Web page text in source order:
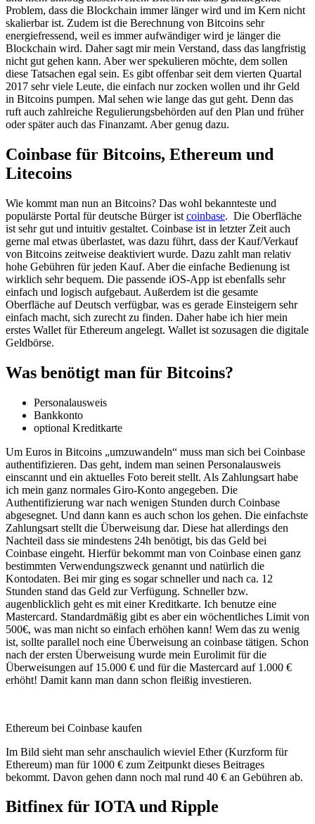
Problem, dass die Blockchain immer länger wird und im Kern nicht
skalierbar ist. Zudem ist die Berechnung von Bitcoins sehr
energiefressend, weil es immer aufwändiger wird je länger die
Blockchain wird. Daher sagt mir mein Verstand, dass das langfristig
nicht gut gehen kann. Aber wer spekulieren möchte, dem sollen
diese Tatsachen egal sein. Es gibt offenbar seit dem vierten Quartal
2017 sehr viele Leute, die einfach nur zocken wollen und ihr Geld
in Bitcoins pumpen. Mal sehen wie lange das gut geht. Denn das
ruft auch zahlreiche Regulierungsbehörden auf den Plan und früher
oder später auch das Finanzamt. Aber genug dazu.
Coinbase für Bitcoins, Ethereum und
Litecoins
Wie kommt man nun an Bitcoins? Das wohl bekannteste und
populärste Portal für deutsche Bürger ist coinbase. Die Oberfläche
ist sehr gut und intuitiv gestaltet. Coinbase ist in letzter Zeit auch
gerne mal etwas überlastet, was dazu führt, dass der Kauf/Verkauf
von Bitcoins zeitweise deaktiviert wurde. Dazu zahlt man relativ
hohe Gebühren für jeden Kauf. Aber die einfache Bedienung ist
wirklich sehr bequem. Die passende iOS-App ist ebenfalls sehr
einfach und logisch aufgebaut. Außerdem ist die gesamte
Oberfläche auf Deutsch verfügbar, was es gerade Einsteigern sehr
einfach macht, sich zurecht zu finden. Daher habe ich hier mein
erstes Wallet für Ethereum angelegt. Wallet ist sozusagen die digitale
Geldbörse.
Was benötigt man für Bitcoins?
Personalausweis
Bankkonto
optional Kreditkarte
Um Euros in Bitcoins „umzuwandeln“ muss man sich bei Coinbase
authentifizieren. Das geht, indem man seinen Personalausweis
einscannt und ein aktuelles Foto bereit stellt. Als Zahlungsart habe
ich mein ganz normales Giro-Konto angegeben. Die
Authentifizierung war nach wenigen Stunden durch Coinbase
abgesegnet. Und dann kann es auch schon los gehen. Die einfachste
Zahlungsart stellt die Überweisung dar. Diese hat allerdings den
Nachteil dass sie mindestens 24h benötigt, bis das Geld bei
Coinbase eingeht. Hierfür bekommt man von Coinbase einen ganz
bestimmten Verwendungszweck genannt und natürlich die
Kontodaten. Bei mir ging es sogar schneller und nach ca. 12
Stunden stand das Geld zur Verfügung. Schneller bzw.
augenblicklich geht es mit einer Kreditkarte. Ich benutze eine
Mastercard. Standardmäßig gibt es aber ein wöchentliches Limit von
500€, was man nicht so einfach erhöhen kann! Wem das zu wenig
ist, sollte parallel noch eine Überweisung an coinbase tätigen. Schon
nach der ersten Überweisung wurde mein Eurolimit für die
Überweisungen auf 15.000 € und für die Mastercard auf 1.000 €
erhöht! Damit kann man dann schon fleißig investieren.
Ethereum bei Coinbase kaufen
Im Bild sieht man sehr anschaulich wieviel Ether (Kurzform für
Ethereum) man für 1000 € zum Zeitpunkt dieses Beitrages
bekommt. Davon gehen dann noch mal rund 40 € an Gebühren ab.
Bitfinex für IOTA und Ripple